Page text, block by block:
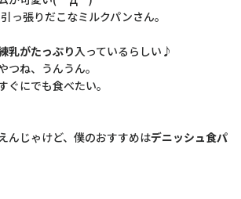
っ張りだこなミルクパンさん。
乳がたっぷり 入っているらしい♪
つね、うんうん。
ぐにでも食べたい。
んじゃけど、僕のおすすめはデニッシュ食パ